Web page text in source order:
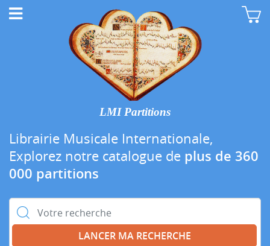
LMI Partitions
Librairie Musicale Internationale,
Explorez notre catalogue de plus de 360
000 partitions
Rechercher :